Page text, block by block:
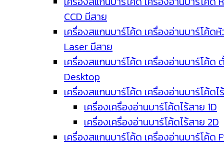
CCD มีสาย
เครื่องสแกนบาร์โค้ด เครื่องอ่านบาร์โค้ด
Laser มีสาย
เครื่องสแกนบาร์โค้ด เครื่องอ่านบาร์โค้ด
Desktop
เครื่องสแกนบาร์โค้ด เครื่องอ่านบาร์โค้ดไ
เครื่องเครื่องอ่านบาร์โค้ดไร้สาย 1D
เครื่องเครื่องอ่านบาร์โค้ดไร้สาย 2D
เครื่องสแกนบาร์โค้ด เครื่องอ่านบาร์โค้ด